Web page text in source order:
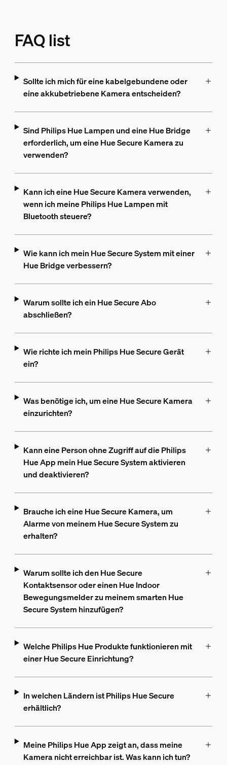
FAQ list
Sollte ich mich für eine kabelgebundene oder
eine akkubetriebene Kamera entscheiden?
Sind Philips Hue Lampen und eine Hue Bridge
erforderlich, um eine Hue Secure Kamera zu
verwenden?
Kann ich eine Hue Secure Kamera verwenden,
wenn ich meine Philips Hue Lampen mit
Bluetooth steuere?
Wie kann ich mein Hue Secure System mit einer
Hue Bridge verbessern?
Warum sollte ich ein Hue Secure Abo
abschließen?
Wie richte ich mein Philips Hue Secure Gerät
ein?
Was benötige ich, um eine Hue Secure Kamera
einzurichten?
Kann eine Person ohne Zugriff auf die Philips
Hue App mein Hue Secure System aktivieren
und deaktivieren?
Brauche ich eine Hue Secure Kamera, um
Alarme von meinem Hue Secure System zu
erhalten?
Warum sollte ich den Hue Secure
Kontaktsensor oder einen Hue Indoor
Bewegungsmelder zu meinem smarten Hue
Secure System hinzufügen?
Welche Philips Hue Produkte funktionieren mit
einer Hue Secure Einrichtung?
In welchen Ländern ist Philips Hue Secure
erhältlich?
Meine Philips Hue App zeigt an, dass meine
Kamera nicht erreichbar ist. Was kann ich tun?